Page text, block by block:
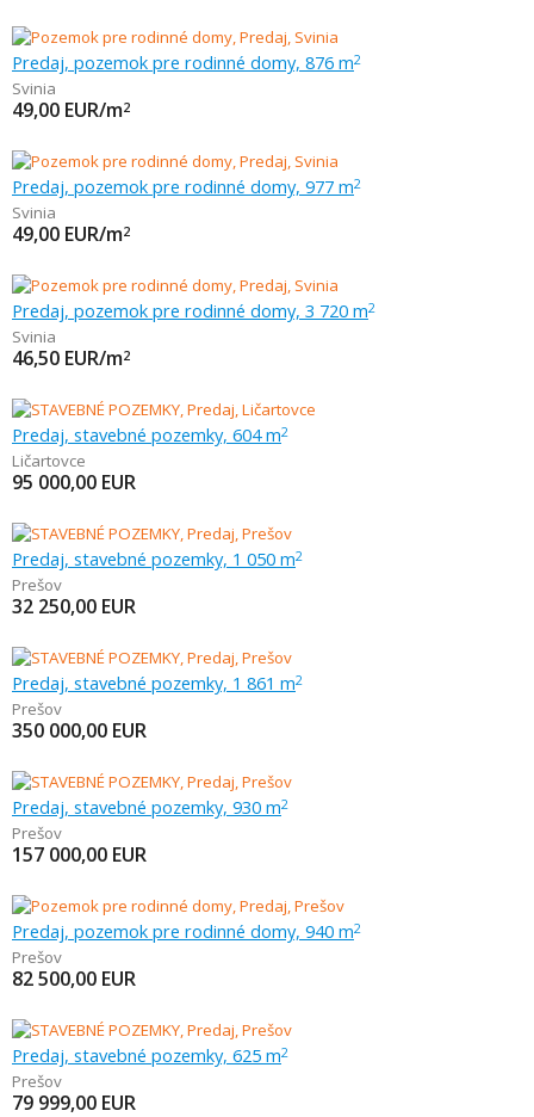
Predaj, pozemok pre rodinné domy, 876 m2
Svinia
49,00 EUR/m2
Predaj, pozemok pre rodinné domy, 977 m2
Svinia
49,00 EUR/m2
Predaj, pozemok pre rodinné domy, 3 720 m2
Svinia
46,50 EUR/m2
Predaj, stavebné pozemky, 604 m2
Ličartovce
95 000,00 EUR
Predaj, stavebné pozemky, 1 050 m2
Prešov
32 250,00 EUR
Predaj, stavebné pozemky, 1 861 m2
Prešov
350 000,00 EUR
Predaj, stavebné pozemky, 930 m2
Prešov
157 000,00 EUR
Predaj, pozemok pre rodinné domy, 940 m2
Prešov
82 500,00 EUR
Predaj, stavebné pozemky, 625 m2
Prešov
79 999,00 EUR